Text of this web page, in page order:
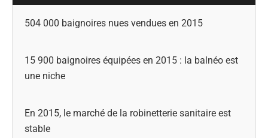
504 000 baignoires nues vendues en 2015
15 900 baignoires équipées en 2015 : la balnéo est
une niche
En 2015, le marché de la robinetterie sanitaire est
stable